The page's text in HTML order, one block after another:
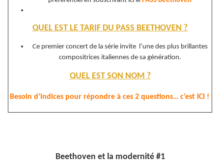
QUEL EST LE TARIF DU PASS BEETHOVEN ?
Ce premier concert de la série invite l’une des plus brillantes
compositrices italiennes de sa génération.
QUEL EST SON NOM ?
Besoin d’indices pour répondre à ces 2 questions… c’est ICI !
Beethoven et la modernité #1